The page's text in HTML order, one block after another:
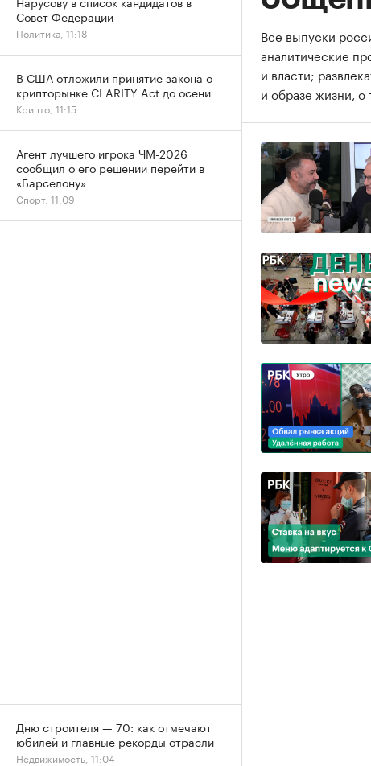
Все выпуски
аналитические
и власти;
и образе жизни,
Совет Федерации
Политика, 11:18
В США отложили принятие закона о
крипторынке CLARITY Act до осени
Крипто, 11:15
Агент лучшего игрока ЧМ-2026
сообщил о его решении перейти в
«Барселону»
Спорт, 11:09
Дню строителя — 70: как отмечают
юбилей и главные рекорды отрасли
Недвижимость, 11:04